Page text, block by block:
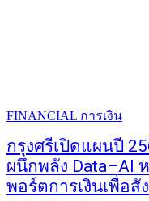
FINANCIAL การเงิน
กรุงศรีเปิดแผนปี
ผนึกพลัง Data–AI
พอร์ตการเงินเพื่อ